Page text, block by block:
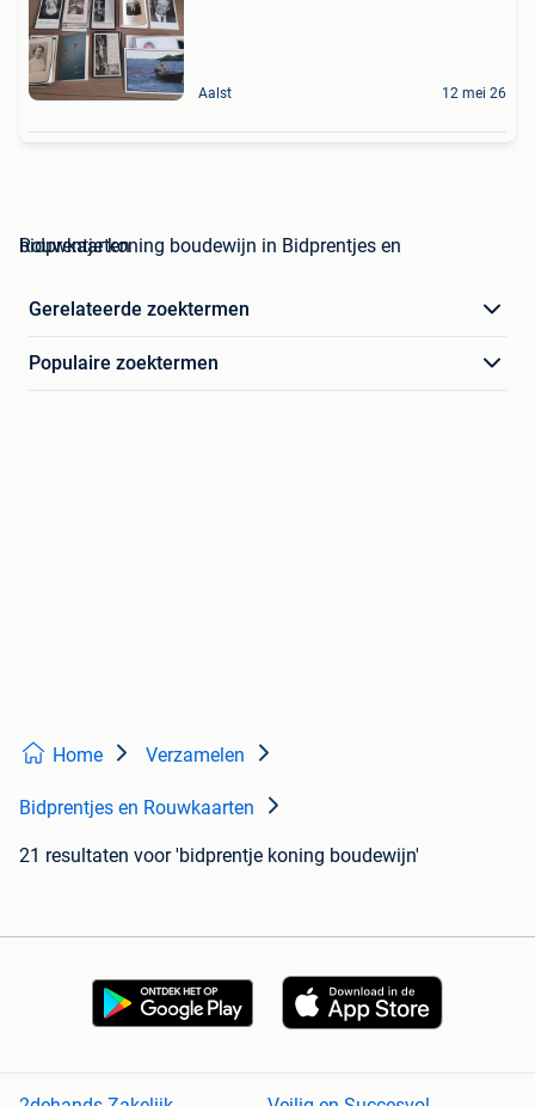
Aalst 12 mei 26
bidprentje koning boudewijn in Bidprentjes en Rouwkaarten
Gerelateerde zoektermen
Populaire zoektermen
Home Verzamelen
Bidprentjes en Rouwkaarten
21 resultaten voor 'bidprentje koning boudewijn'